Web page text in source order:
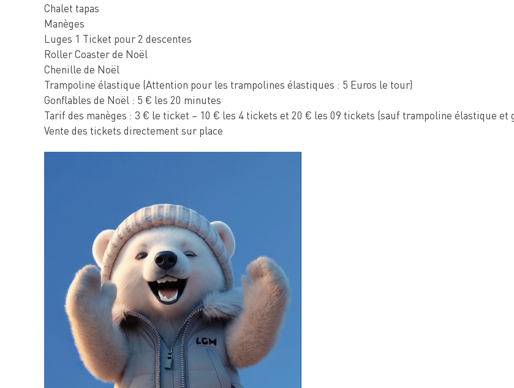
Chalet tapas
Manèges
Luges 1 Ticket pour 2 descentes
Roller Coaster de Noël
Chenille de Noël
Trampoline élastique (Attention pour les trampolines élastiques : 5 Euros le tour)
Gonflables de Noël : 5 € les 20 minutes
Tarif des manèges : 3 € le ticket – 10 € les 4 tickets et 20 € les 09 tickets (sauf trampoline élastique et
Vente des tickets directement sur place